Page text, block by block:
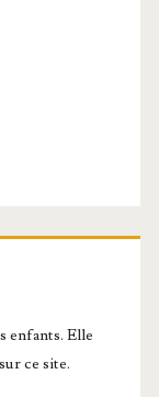
enfants. Elle
ce site.